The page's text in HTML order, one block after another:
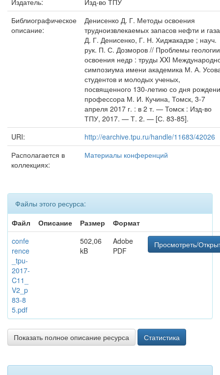
Издатель:
Изд-во ТПУ
Библиографическое
описание:
Денисенко Д. Г. Методы освоения
трудноизвлекаемых запасов нефти и
Д. Г. Денисенко, Г. Н. Хиджакадзе ; науч.
рук. П. С. Дозморов // Проблемы
освоения недр : труды XXI
симпозиума имени академика М. А.
студентов и молодых ученых,
посвященного 130-летию со дня
профессора М. И. Кучина, Томск, 3-7
апреля 2017 г. : в 2 т. — Томск : Изд-во
ТПУ, 2017. — Т. 2. — [С. 83-85].
URI:
http://earchive.tpu.ru/handle/11683/42026
Располагается в
коллекциях:
Материалы конференций
Файлы этого ресурса:
Файл
Описание Размер
Формат
confe
rence
_tpu-
2017-
C11_
V2_p
83-8
5.pdf
502,06
kB
Adobe
PDF
Просмотреть/
Показать полное описание ресурса Статистика